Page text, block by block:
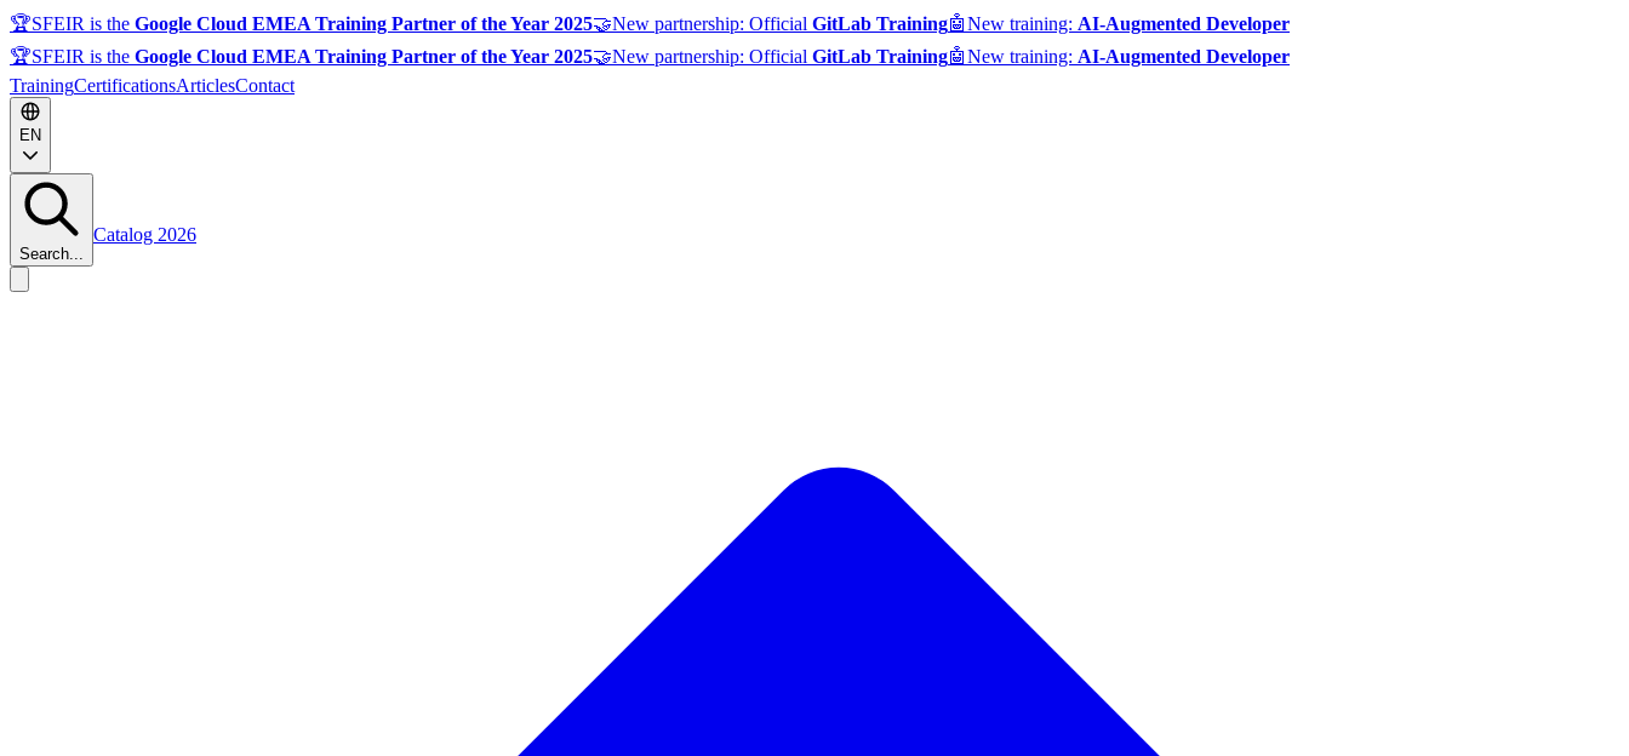
🏆SFEIR is the Google Cloud EMEA Training Partner of the Year 2025🤝New partnership: Official GitLab Training🤖New training: AI-Augmented Developer
🏆SFEIR is the Google Cloud EMEA Training Partner of the Year 2025🤝New partnership: Official GitLab Training🤖New training: AI-Augmented Developer
TrainingCertificationsArticlesContact
EN
Search...
Catalog 2026